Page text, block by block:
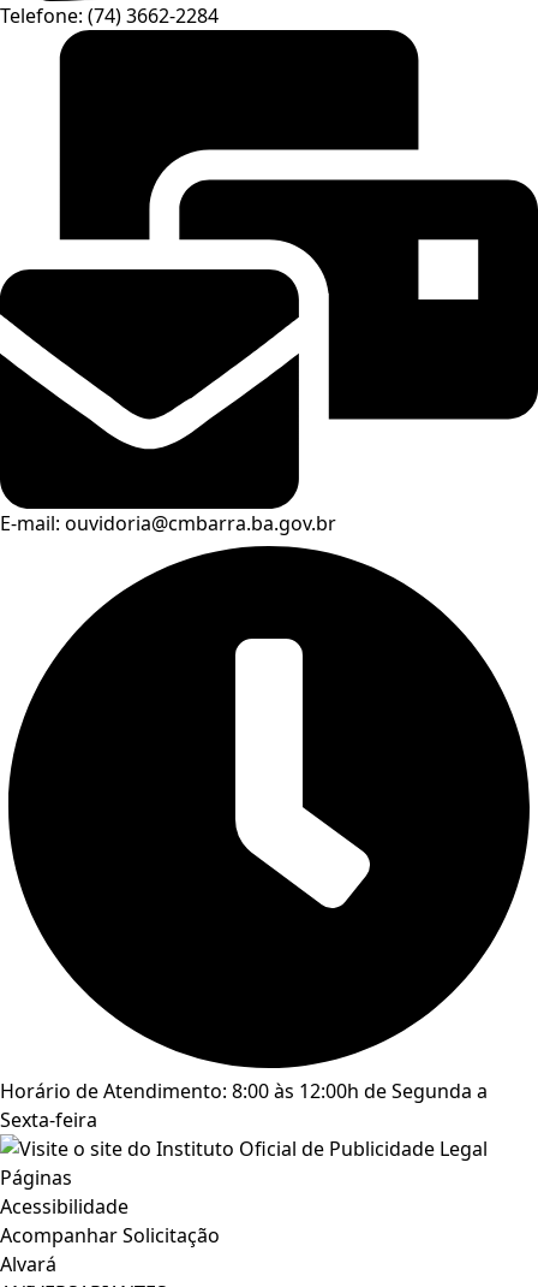
Telefone: (74) 3662-2284
E-mail: ouvidoria@cmbarra.ba.gov.br
Horário de Atendimento: 8:00 às 12:00h de Segunda a
Sexta-feira
Páginas
Acessibilidade
Acompanhar Solicitação
Alvará